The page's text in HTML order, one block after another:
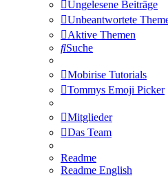
Ungelesene Beiträge
Unbeantwortete
Aktive Themen
Suche
Mobirise Tutorials
Tommys Emoji Picker
Mitglieder
Das Team
Readme
Readme English